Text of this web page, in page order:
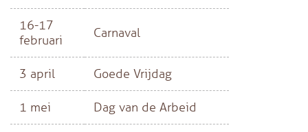
16-17
februari
Carnaval
3 april Goede Vrijdag
1 mei Dag van de Arbeid